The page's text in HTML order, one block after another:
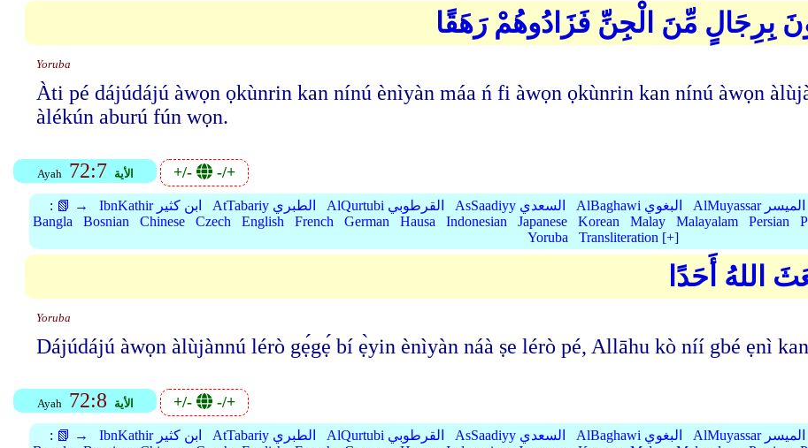
بِرِجَالٍ مِّنَ الْجِنِّ فَزَادُوهُمْ رَهَقًا
Yoruba
Àti pé dájúdájú àwọn ọkùnrin kan nínú ènìyàn máa ń fi àwọn ọkùnrin kan nínú àwọn
àlékún aburú fún wọn.
Ayah 72:7 الأية +/- -/+
: 📗 → IbnKathir ابن كثير AtTabariy الطبري AlQurtubi القرطوبي AsSaadiyy السعدي AlBaghawi البغوي AlMuyassar الميسر
Bangla
Bosnian Chinese Czech English French German Hausa Indonesian Japanese Korean Malay Malayalam Persian
Yoruba
Transliteration [+]
اللهُ أَحَدًا
Yoruba
Dájúdájú àwọn àlùjànnú lérò gẹ́gẹ́ bí ẹ̀yin ènìyàn náà ṣe lérò pé, Allāhu kò níí gbé ẹnì
Ayah 72:8 الأية +/- -/+
: 📗 → IbnKathir ابن كثير AtTabariy الطبري AlQurtubi القرطوبي AsSaadiyy السعدي AlBaghawi البغوي AlMuyassar الميسر